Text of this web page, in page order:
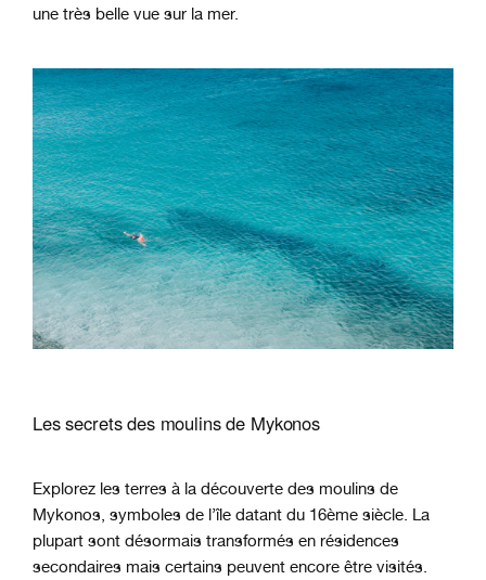
une très belle vue sur la mer.
Les secrets des moulins de Mykonos
Explorez les terres à la découverte des moulins de
Mykonos, symboles de l’île datant du 16ème siècle. La
plupart sont désormais transformés en résidences
secondaires mais certains peuvent encore être visités.